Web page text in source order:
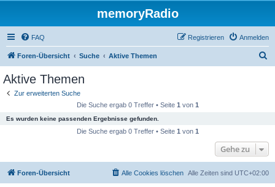
memoryRadio
FAQ Anmelden
Registrieren
Foren-Übersicht Suche Aktive Themen
Aktive Themen
Zur erweiterten Suche
Die Suche ergab 0 Treffer • Seite 1 von 1
Es wurden keine passenden Ergebnisse gefunden.
Die Suche ergab 0 Treffer • Seite 1 von 1
Gehe zu
Foren-Übersicht Alle Zeiten sind UTC+02:00
Alle Cookies löschen